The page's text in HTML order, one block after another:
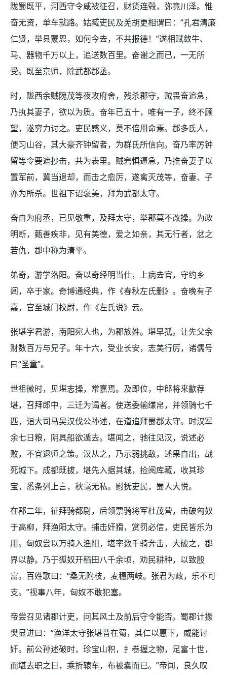
陇蜀既平，河西守令咸被征召，财货连毂，弥竟川泽。惟
奋无资，单车就路。姑臧吏民及羌胡更相谓曰：“孔君清廉
仁贤，举县蒙恩，如何今去，不共报德！”遂相赋敛牛、
马、器物千万以上，追送数百里。奋谢之而已，一无所
受。既至京师，除武都郡丞。
时，陇西余贼隗茂等夜攻府舍，残杀郡守，贼畏奋追急，
乃执其妻子，欲以为质。奋年已五十，唯有一子，终不顾
望，遂穷力讨之。吏民感义，莫不倍用命焉。郡多氐人，
便习山谷，其大豪齐钟留者，为群氐所信向。奋乃率厉钟
留等令要遮抄击，共为表里。贼窘惧逼急，乃推奋妻子以
置军前，冀当退却，而击之愈厉，遂禽灭茂等，奋妻、子
亦为所杀。世祖下诏褒美，拜为武都太守。
奋自为府丞，已见敬重，及拜太守，举郡莫不改操。为政
明断，甄善疾非，见有美德，爱之如亲，其无行者，忿之
若仇，郡中称为清平。
弟奇，游学洛阳。奋以奇经明当仕，上病去官，守约乡
闾，卒于家。奇博通经典，作《春秋左氏删》。奋晚有子
嘉，官至城门校尉，作《左氏说》云。
张堪字君游，南阳宛人也，为郡族姓。堪早孤。让先父余
财数百万与兄子。年十六，受业长安，志美行厉，诸儒号
曰“圣童”。
世祖微时，见堪志操，常嘉焉。及即位，中郎将来歙荐
堪，召拜郎中，三迁为谒者。使送委输缣帛，并领骑七千
匹，诣大司马吴汉伐公孙述，在道追拜蜀郡太守。时汉军
余七日粮，阴具船欲遁去。堪闻之，驰往见汉，说述必
败，不宜退师之策。汉从之，乃示弱挑敌，述果自出，战
死城下。成都既拔，堪先入据其城，捡阅库藏，收其珍
宝，悉条列上言，秋毫无私。慰抚吏民，蜀人大悦。
在郡二年，征拜骑都尉，后领票骑将军杜茂营，击破匈奴
于高柳，拜渔阳太守。捕击奸猾，赏罚必信，吏民皆乐为
用。匈奴尝以万骑入渔阳，堪率数千骑奔击，大破之，郡
界以静。乃于狐奴开稻田八千余顷，劝民耕种，以致殷
富。百姓歌曰：“桑无附枝，麦穗两岐。张君为政，乐不可
支。”视事八年，匈奴不敢犯塞。
帝尝召见诸郡计吏，问其风土及前后守令能否。蜀郡计掾
樊显进曰：“渔洋太守张堪昔在蜀，其仁以惠下，威能讨
奸。前公孙述破时，珍宝山积，扌卷握之物，足富十世，
而堪去职之日，乘折辕车，布被囊而已。”帝闻，良久叹